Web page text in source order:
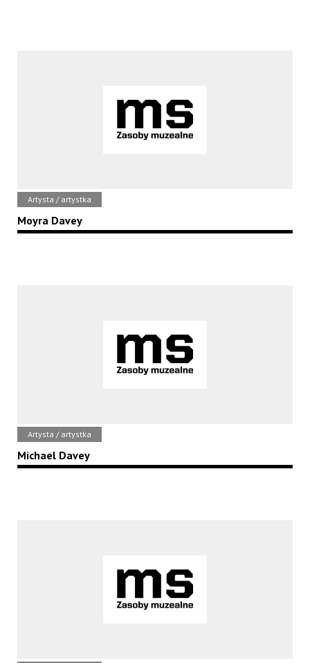
Artysta / artystka
Moyra Davey
Artysta / artystka
Michael Davey